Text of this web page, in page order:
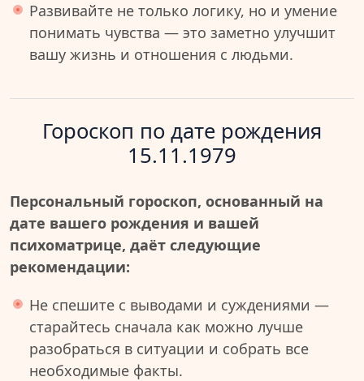
Развивайте не только логику, но и умение
понимать чувства — это заметно улучшит
вашу жизнь и отношения с людьми.
Гороскоп по дате рождения
15.11.1979
Персональный гороскоп, основанный на
дате вашего рождения и вашей
психоматрице, даёт следующие
рекомендации:
Не спешите с выводами и суждениями —
старайтесь сначала как можно лучше
разобраться в ситуации и собрать все
необходимые факты.